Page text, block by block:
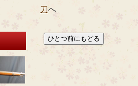
刀へ